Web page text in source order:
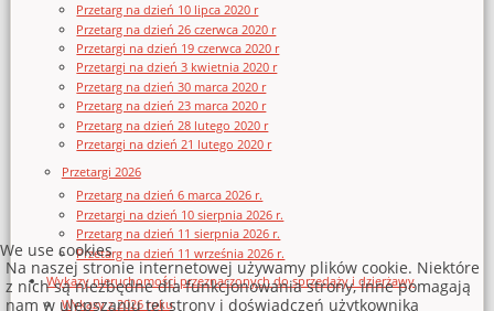
Przetarg na dzień 10 lipca 2020 r
Przetarg na dzień 26 czerwca 2020 r
Przetargi na dzień 19 czerwca 2020 r
Przetargi na dzień 3 kwietnia 2020 r
Przetarg na dzień 30 marca 2020 r
Przetarg na dzień 23 marca 2020 r
Przetarg na dzień 28 lutego 2020 r
Przetargi na dzień 21 lutego 2020 r
Przetargi 2026
Przetarg na dzień 6 marca 2026 r.
Przetargi na dzień 10 sierpnia 2026 r.
Przetarg na dzień 11 sierpnia 2026 r.
Przetarg na dzień 11 września 2026 r.
Wykazy nieruchomości przeznaczonych do sprzedaży i dzierżawy
Wykazy z 2026 roku
We use cookies
Na naszej stronie internetowej używamy plików cookie. Niektóre
z nich są niezbędne dla funkcjonowania strony, inne pomagają
nam w ulepszaniu tej strony i doświadczeń użytkownika